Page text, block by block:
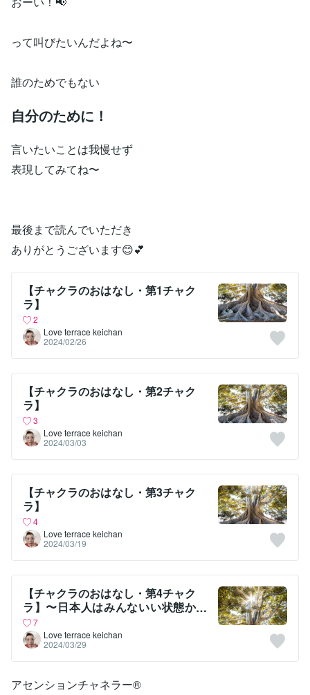
って叫びたいんだよね〜
誰のためでもない
自分のために！
言いたいことは我慢せず
表現してみてね〜
最後まで読んでいただき
ありがとうございます😊💕
【チャクラのおはなし・第1チャク
ラ】
2
Love terrace keichan
2024/02/26
【チャクラのおはなし・第2チャク
ラ】
3
Love terrace keichan
2024/03/03
【チャクラのおはなし・第3チャク
ラ】
4
Love terrace keichan
2024/03/19
【チャクラのおはなし・第4チャク
ラ】〜日本人はみんないい状態か
も〜
7
Love terrace keichan
2024/03/29
アセンションチャネラー®